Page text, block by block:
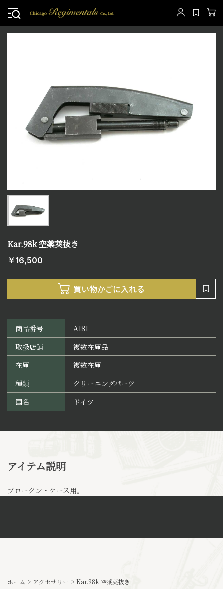
Kar.98k 空薬莢抜き
￥16,500
商品番号
A181
取扱店舗
複数在庫品
在庫
複数在庫
種類
クリーニングパーツ
国名
ドイツ
アイテム説明
ブロークン・ケース用。
ホーム > アクセサリー > Kar.98k 空薬莢抜き